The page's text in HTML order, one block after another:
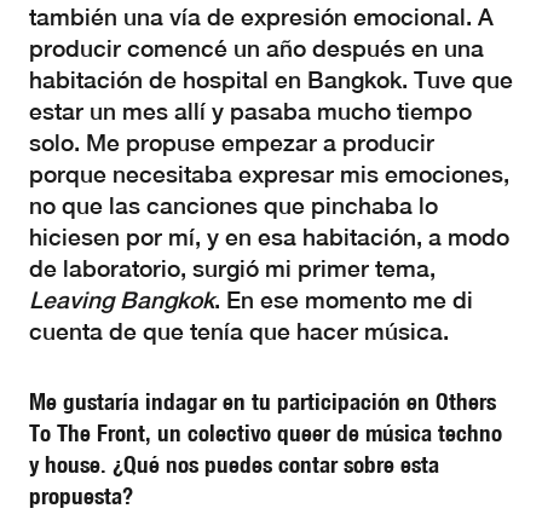
también una vía de expresión emocional. A
producir comencé un año después en una
habitación de hospital en Bangkok. Tuve que
estar un mes allí y pasaba mucho tiempo
solo. Me propuse empezar a producir
porque necesitaba expresar mis emociones,
no que las canciones que pinchaba lo
hiciesen por mí, y en esa habitación, a modo
de laboratorio, surgió mi primer tema,
Leaving Bangkok. En ese momento me di
cuenta de que tenía que hacer música.
Me gustaría indagar en tu participación en Others
To The Front, un colectivo queer de música techno
y house. ¿Qué nos puedes contar sobre esta
propuesta?